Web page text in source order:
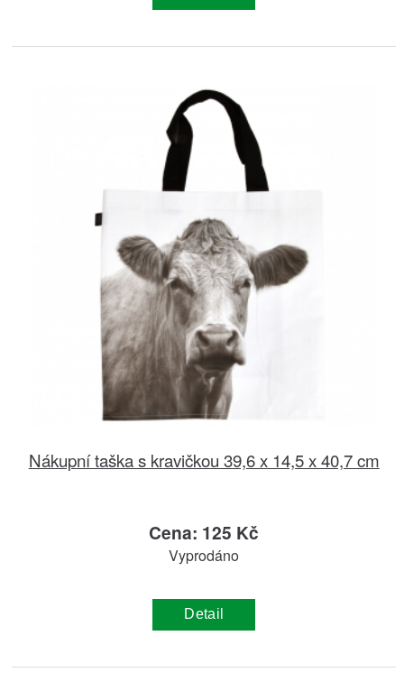
Nákupní taška s kravičkou 39,6 x 14,5 x 40,7 cm
Cena: 125 Kč
Vyprodáno
Detail